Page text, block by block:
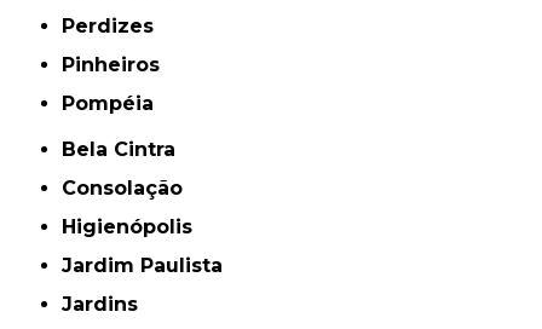
Perdizes
Pinheiros
Pompéia
Bela Cintra
Consolação
Higienópolis
Jardim Paulista
Jardins